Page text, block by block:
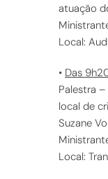
atuação
Local:
• Das
Palestra
local de
Suzane
Local: